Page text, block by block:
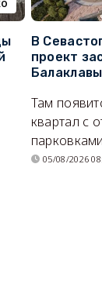
В
проект
Балаклавы
Там
квартал с
05/08/2026